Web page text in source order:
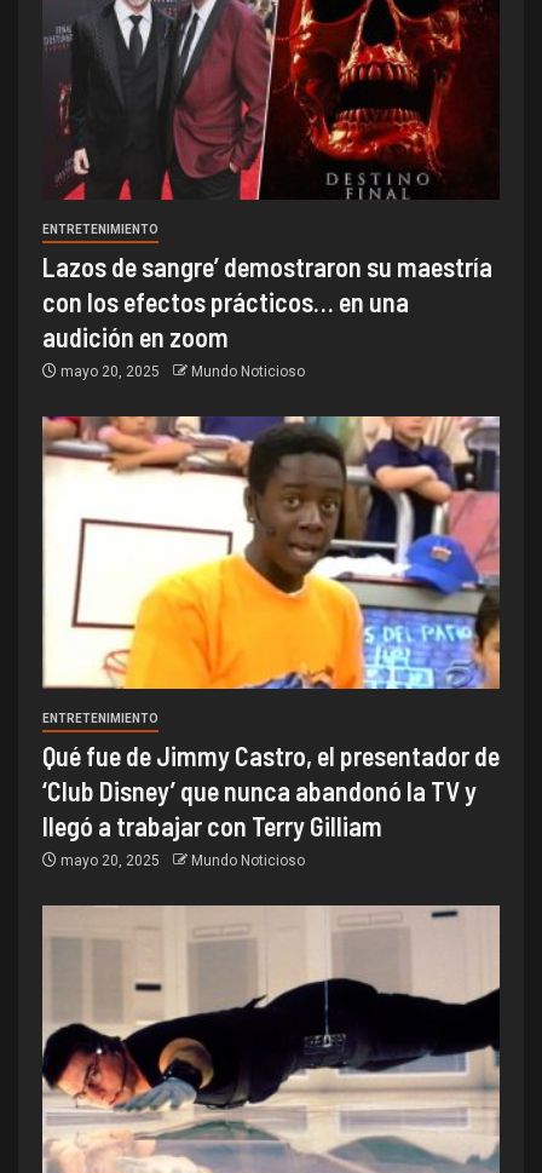
ENTRETENIMIENTO
Lazos de sangre’ demostraron su maestría
con los efectos prácticos… en una
audición en zoom
mayo 20, 2025 Mundo Noticioso
ENTRETENIMIENTO
Qué fue de Jimmy Castro, el presentador de
‘Club Disney’ que nunca abandonó la TV y
llegó a trabajar con Terry Gilliam
mayo 20, 2025 Mundo Noticioso